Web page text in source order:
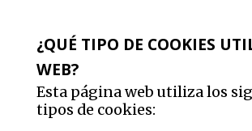
¿QUÉ TIPO DE COOKIES
WEB?
Esta página web utiliza los
tipos de cookies: